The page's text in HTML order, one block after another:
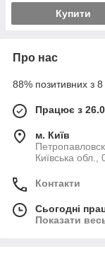
Купити
Про нас
88% позитивних з 8
Працює з
м. Київ
Київська обл.,
Контакти
Сьогодні
Показати